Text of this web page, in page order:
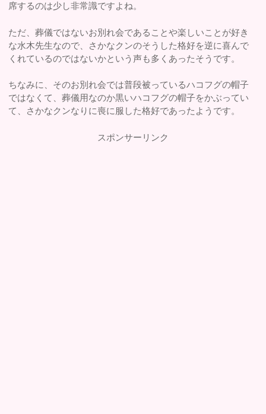
席するのは少し非常識ですよね。
ただ、葬儀ではないお別れ会であることや楽しいことが好き
な水木先生なので、さかなクンのそうした格好を逆に喜んで
くれているのではないかという声も多くあったそうです。
ちなみに、そのお別れ会では普段被っているハコフグの帽子
ではなくて、葬儀用なのか黒いハコフグの帽子をかぶってい
て、さかなクンなりに喪に服した格好であったようです。
スポンサーリンク